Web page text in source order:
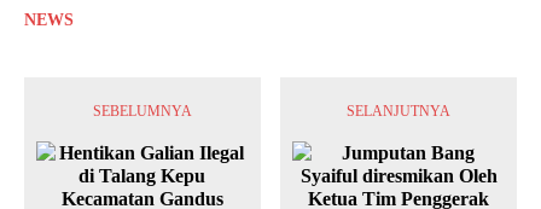
NEWS
SEBELUMNYA SELANJUTNYA